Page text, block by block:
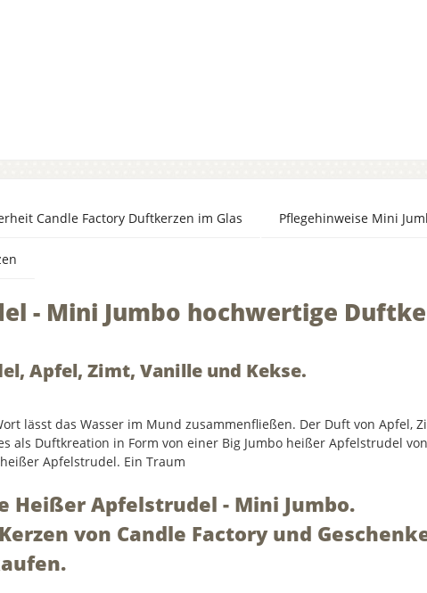
Candle Factory Duftkerzen im Glas Pflegehinweise Mini
- Mini Jumbo hochwertige
Apfel, Zimt, Vanille und Kekse.
lässt das Wasser im Mund zusammenfließen. Der Duft von
als Duftkreation in Form von einer Big Jumbo heißer Apfelstrudel
Apfelstrudel. Ein Traum
Heißer Apfelstrudel - Mini Jumbo.
von Candle Factory und